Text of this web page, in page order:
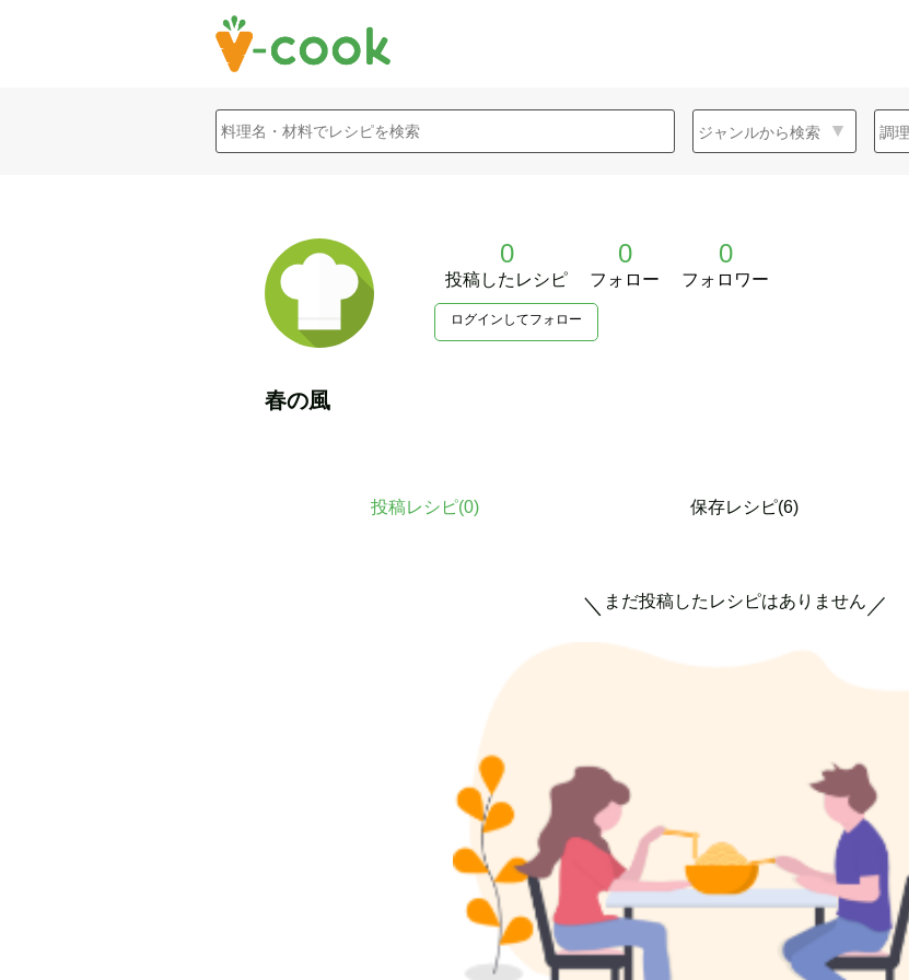
0
投稿したレシピ
0
フォロー
0
フォロワー
ログインしてフォロー
春の風
投稿レシピ(0) 保存レシピ(6)
＼ まだ投稿したレシピはありません ／